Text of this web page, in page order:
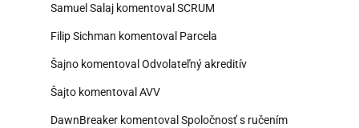
Samuel Salaj komentovalSCRUM
Filip Sichman komentoval Parcela
Šajno komentovalOdvolateľný akreditív
Šajto komentovalAVV
DawnBreaker komentovalSpoločnosť s ručením